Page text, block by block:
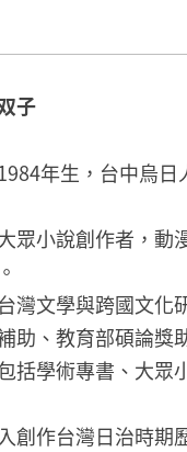
子
年生，台中烏日
眾小說創作者，動
灣文學與跨國文化
助、教育部碩論獎
括學術專書、大眾
創作台灣日治時期